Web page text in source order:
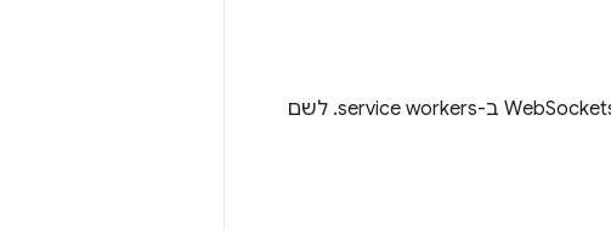
קודם כל, צריך לוודא שהתוסף פועל רק בגרסאות Chrome שתומכות ב-WebSockets ב-service workers. לשם